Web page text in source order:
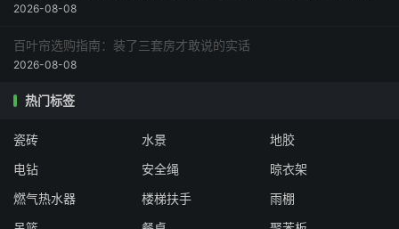
2026-08-08
百叶帘选购指南：装了三套房才敢说的实话
2026-08-08
热门标签
瓷砖 水景
地胶
电钻
安全绳
晾衣架
燃气热水器
楼梯扶手
雨棚